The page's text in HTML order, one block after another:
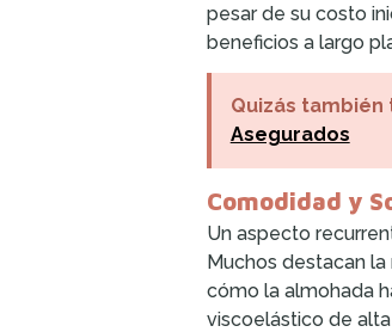
pesar de su costo
beneficios a largo
Quizás
Asegurados
Comodidad y
Un aspecto
Muchos destacan
cómo la almohada
viscoelástico de